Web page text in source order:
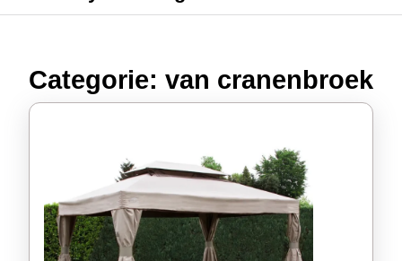
Categorie: van cranenbroek